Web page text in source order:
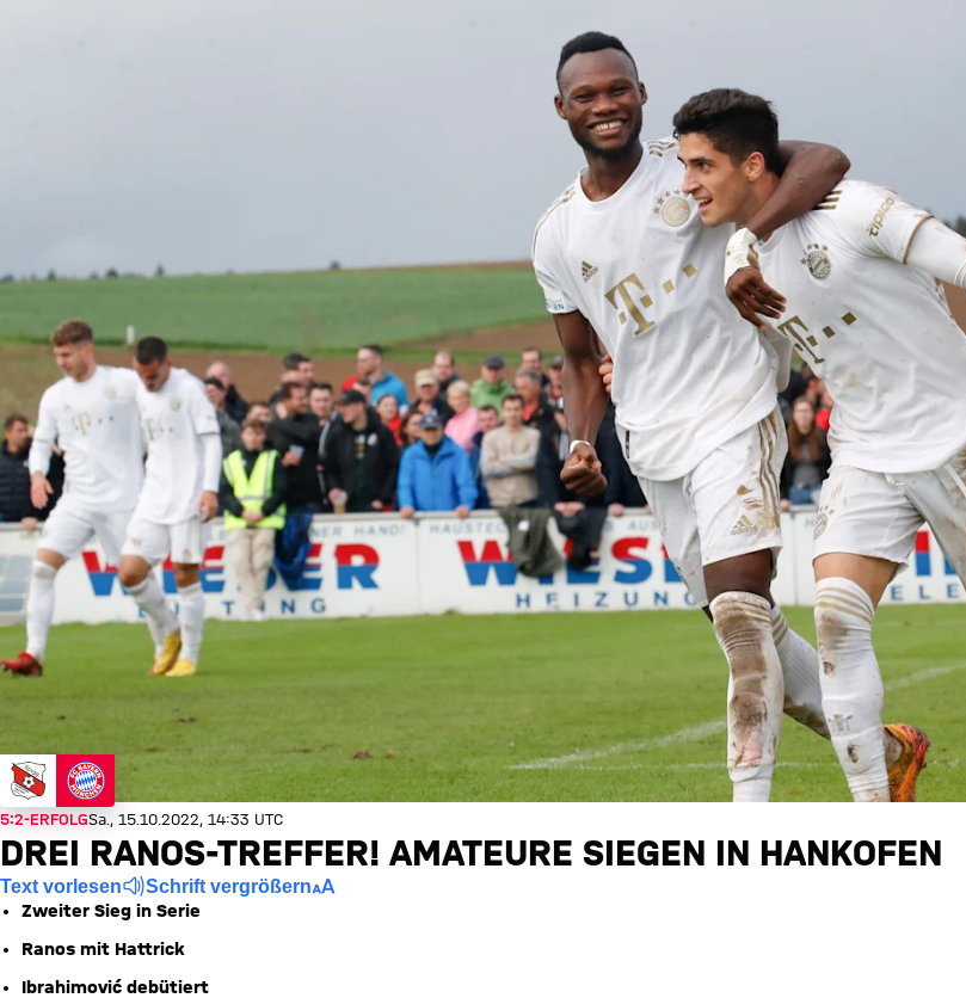
5:2-ERFOLGSa., 15.10.2022, 14:33 UTC
DREI RANOS-TREFFER! AMATEURE SIEGEN IN HANKOFEN
Text vorlesen Schrift vergrößern
Zweiter Sieg in Serie
Ranos mit Hattrick
Ibrahimović debütiert